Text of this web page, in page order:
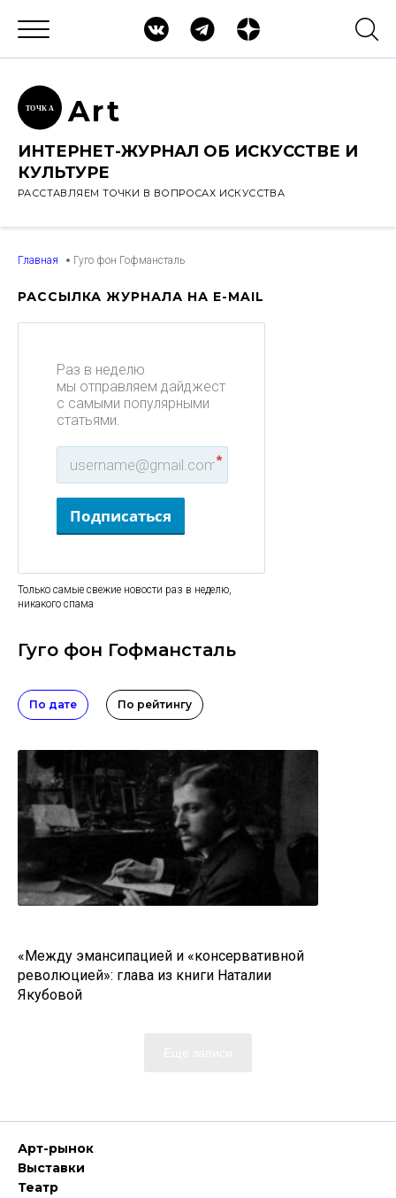
ТОЧК А Art
ИНТЕРНЕТ-ЖУРНАЛ ОБ ИСКУССТВЕ И
КУЛЬТУРЕ
РАССТАВЛЯЕМ ТОЧКИ В ВОПРОСАХ ИСКУССТВА
Главная Гуго фон Гофмансталь
РАССЫЛКА ЖУРНАЛА НА E-MAIL
Раз в неделю
мы отправляем дайджест
с самыми популярными
статьями.
*
Подписаться
Только самые свежие новости раз в неделю,
никакого спама
Гуго фон Гофмансталь
По дате По рейтингу
«Между эмансипацией и «консервативной
революцией»: глава из книги Наталии
Якубовой
Арт-рынок
Выставки
Театр